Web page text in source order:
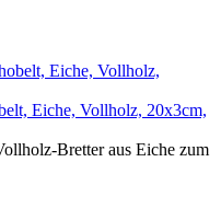
Eiche, Vollholz, 20x3cm,
Bretter aus Eiche zum